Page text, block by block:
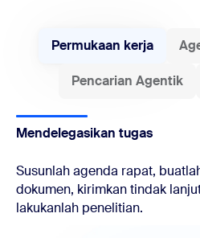
Permukaan kerja
Pencarian Agentik
Mendelegasikan tugas
Susunlah agenda rapat,
dokumen, kirimkan tindak
lakukanlah penelitian.